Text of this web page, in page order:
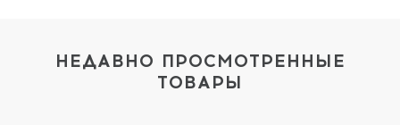
НЕДАВНО ПРОСМОТРЕННЫЕ
ТОВАРЫ